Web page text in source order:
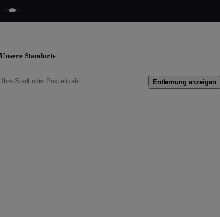
Unsere Standorte
Entfernung anzeigen